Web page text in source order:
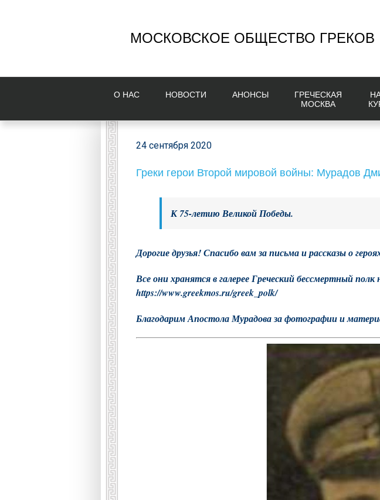
МОСКОВСКОЕ ОБЩЕСТВО ГРЕКОВ
О НAС НОВОСТИ AНОНСЫ
ГРЕЧЕСКАЯ
МОСКВА
24 сентября 2020
Греки герои Второй мировой войны: Мурадов
К 75-летию Великой Победы.
Дорогие друзья! Спасибо вам за письма и рассказы о
Все они хранятся в галерее Греческий бессмертный
https://www.greekmos.ru/greek_polk/
Благодарим Апостола Мурадова за фотографии и